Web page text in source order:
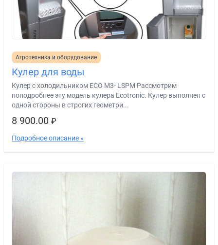
Агротехника и оборудование
Кулер для воды
Кулер с холодильником ECO M3- LSPM Рассмотрим
поподробнее эту модель кулера Ecotronic. Кулер выполнен с
одной стороны в строгих геометри...
8 900.00 ₽
Подробное описание »